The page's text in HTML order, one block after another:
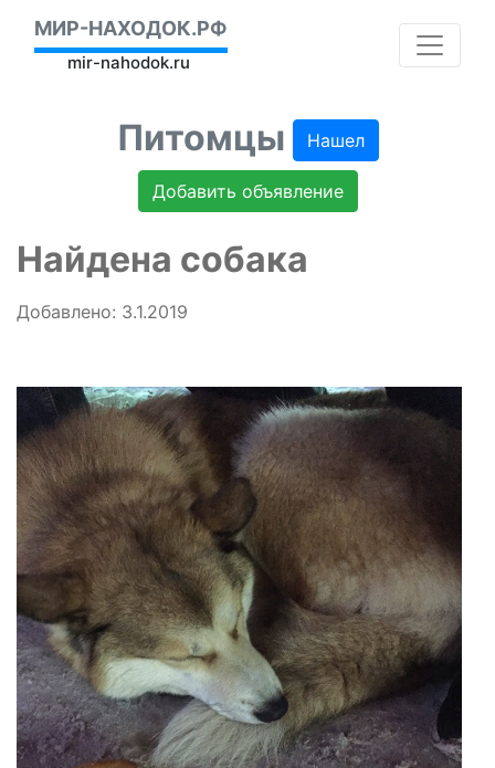
МИР-НАХОДОК.РФ
mir-nahodok.ru
Питомцы Нашел
Добавить объявление
Найдена собака
Добавлено: 3.1.2019